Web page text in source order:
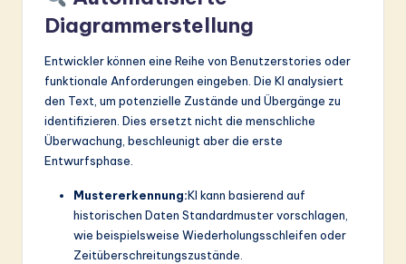
Diagrammerstellung
Entwickler können eine Reihe von Benutzerstories oder
funktionale Anforderungen eingeben. Die KI analysiert
den Text, um potenzielle Zustände und Übergänge zu
identifizieren. Dies ersetzt nicht die menschliche
Überwachung, beschleunigt aber die erste
Entwurfsphase.
Mustererkennung:KI kann basierend auf
historischen Daten Standardmuster vorschlagen,
wie beispielsweise Wiederholungsschleifen oder
Zeitüberschreitungszustände.